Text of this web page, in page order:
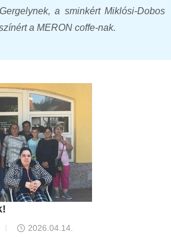
a sminkért Miklósi-Dobos
a MERON coffe-nak.
2026.04.14.